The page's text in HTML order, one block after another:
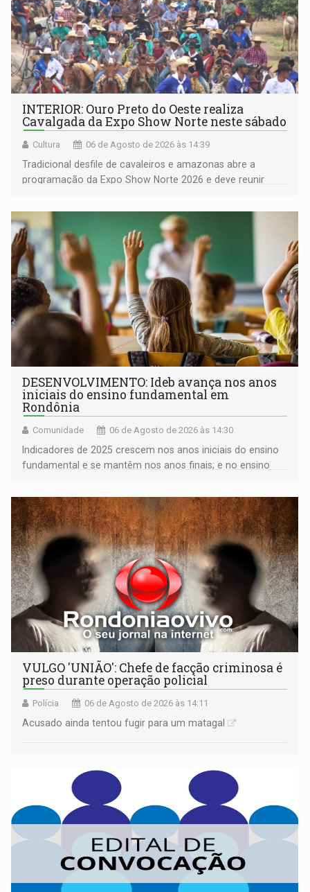
INTERIOR: Ouro Preto do Oeste realiza
Cavalgada da Expo Show Norte neste sábado
Cultura 06 de Agosto de 2026 às 14:39
Tradicional desfile de cavaleiros e amazonas abre a
programação da Expo Show Norte 2026 e deve reunir
DESENVOLVIMENTO: Ideb avança nos anos
iniciais do ensino fundamental em
Rondônia
Comunidade 06 de Agosto de 2026 às 14:30
Indicadores de 2025 crescem nos anos iniciais do ensino
fundamental e se mantêm nos anos finais; e no ensino
VULGO 'UNIÃO': Chefe de facção criminosa é
preso durante operação policial
Polícia 06 de Agosto de 2026 às 14:11
Acusado ainda tentou fugir para um matagal